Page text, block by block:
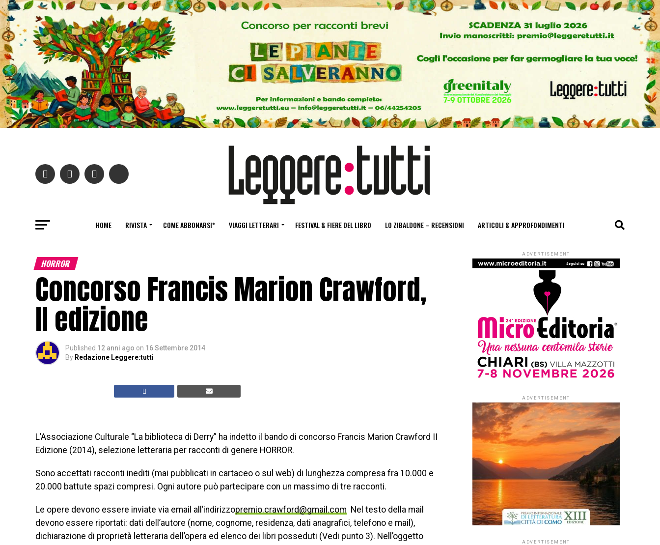
HOME RIVISTA COME ABBONARSI* VIAGGI LETTERARI FESTIVAL & FIERE DEL LIBRO LO ZIBALDONE – RECENSIONI ARTICOLI & APPROFONDIMENTI
HORROR
Concorso Francis Marion Crawford,
II edizione
Published 12 anni ago on 16 Settembre 2014
By Redazione Leggere:tutti
L’Associazione Culturale “La biblioteca di Derry” ha indetto il bando di concorso Francis Marion Crawford II
Edizione (2014), selezione letteraria per racconti di genere HORROR.
Sono accettati racconti inediti (mai pubblicati in cartaceo o sul web) di lunghezza compresa fra 10.000 e
20.000 battute spazi compresi. Ogni autore può partecipare con un massimo di tre racconti.
Le opere devono essere inviate via email all’indirizzopremio.crawford@gmail.com Nel testo della mail
devono essere riportati: dati dell’autore (nome, cognome, residenza, dati anagrafici, telefono e mail),
dichiarazione di proprietà letteraria dell’opera ed elenco dei libri posseduti (Vedi punto 3). Nell’oggetto
ADVERTISEMENT
ADVERTISEMENT
ADVERTISEMENT